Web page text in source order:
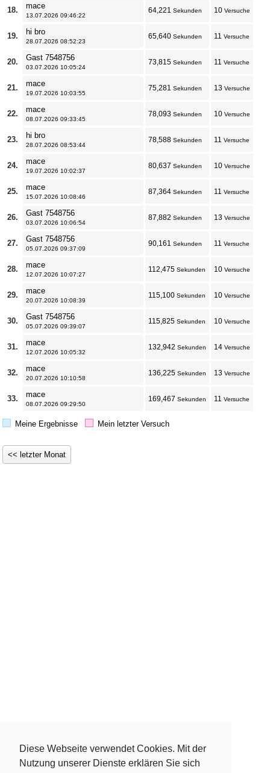
Diese Webseite verwendet Cookies. Mit der
Nutzung unserer Dienste erklären Sie sich
18. mace
13.07.2026 09:46:22
64,221Sekunden 10Versuche
19. hi bro
28.07.2026 08:52:23
65,640Sekunden 11Versuche
20. Gast 7548756
03.07.2026 10:05:24
73,815Sekunden 11Versuche
21. mace
19.07.2026 10:03:55
75,281Sekunden 13Versuche
22. mace
08.07.2026 09:33:45
78,093Sekunden 10Versuche
23. hi bro
28.07.2026 08:53:44
78,588Sekunden 11Versuche
24. mace
19.07.2026 10:02:37
80,637Sekunden 10Versuche
25. mace
15.07.2026 10:08:46
87,364Sekunden 11Versuche
26. Gast 7548756
03.07.2026 10:06:54
87,882Sekunden 13Versuche
27. Gast 7548756
05.07.2026 09:37:09
90,161Sekunden 11Versuche
28. mace
12.07.2026 10:07:27
112,475Sekunden 10Versuche
29. mace
20.07.2026 10:08:39
115,100Sekunden 10Versuche
30. Gast 7548756
05.07.2026 09:39:07
115,825Sekunden 10Versuche
31. mace
12.07.2026 10:05:32
132,942Sekunden 14Versuche
32. mace
20.07.2026 10:10:58
136,225Sekunden 13Versuche
33. mace
08.07.2026 09:29:50
169,467Sekunden 11Versuche
Meine Ergebnisse Mein letzter Versuch
<< letzter Monat
Kontakt Datenschutz